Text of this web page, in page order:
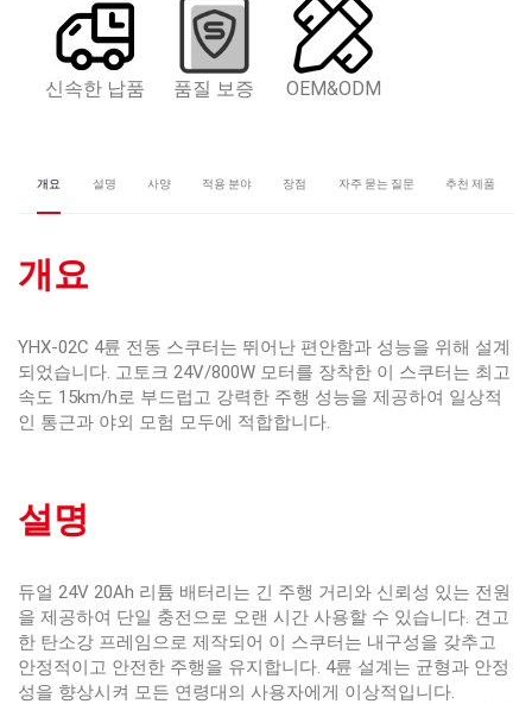
신속한 납품 품질 보증 OEM&ODM
개요 설명 사양 적용 분야 장점 자주 묻는 질문 추천 제품
개요
YHX-02C 4륜 전동 스쿠터는 뛰어난 편안함과 성능을 위해 설계
되었습니다. 고토크 24V/800W 모터를 장착한 이 스쿠터는 최고
속도 15km/h로 부드럽고 강력한 주행 성능을 제공하여 일상적
인 통근과 야외 모험 모두에 적합합니다.
설명
듀얼 24V 20Ah 리튬 배터리는 긴 주행 거리와 신뢰성 있는 전원
을 제공하여 단일 충전으로 오랜 시간 사용할 수 있습니다. 견고
한 탄소강 프레임으로 제작되어 이 스쿠터는 내구성을 갖추고
안정적이고 안전한 주행을 유지합니다. 4륜 설계는 균형과 안정
성을 향상시켜 모든 연령대의 사용자에게 이상적입니다.